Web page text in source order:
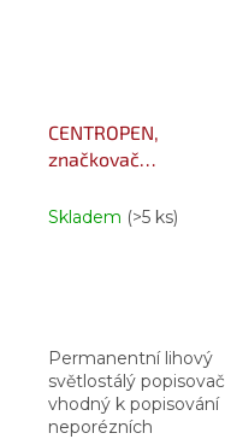
CENTROPEN,
značkovač
2846/1, zelený,
Skladem (>5 ks)
Permanentní lihový
světlostálý popisovač
vhodný k popisování
neporézních